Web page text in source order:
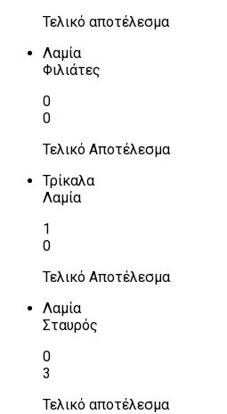
Τελικό αποτέλεσμα
Λαμία
Φιλιάτες
0
0
Τελικό Αποτέλεσμα
Τρίκαλα
Λαμία
1
0
Τελικό Αποτέλεσμα
Λαμία
Σταυρός
0
3
Τελικό αποτέλεσμα